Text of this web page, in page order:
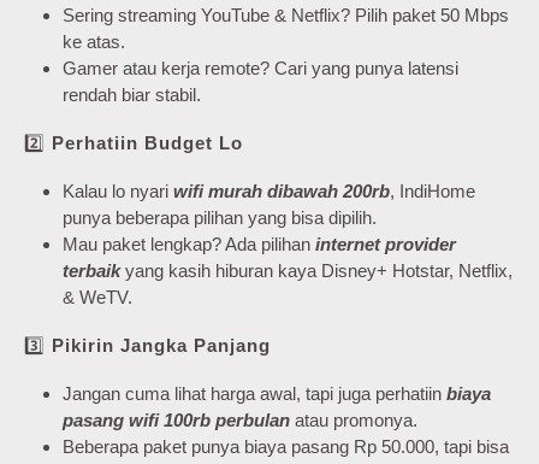
Sering streaming YouTube & Netflix? Pilih paket 50 Mbps
ke atas.
Gamer atau kerja remote? Cari yang punya latensi
rendah biar stabil.
2️⃣ Perhatiin Budget Lo
Kalau lo nyari wifi murah dibawah 200rb, IndiHome
punya beberapa pilihan yang bisa dipilih.
Mau paket lengkap? Ada pilihan internet provider
terbaikyang kasih hiburan kaya Disney+ Hotstar, Netflix,
& WeTV.
3️⃣ Pikirin Jangka Panjang
Jangan cuma lihat harga awal, tapi juga perhatiin biaya
pasang wifi 100rb perbulan atau promonya.
Beberapa paket punya biaya pasang Rp 50.000, tapi bisa